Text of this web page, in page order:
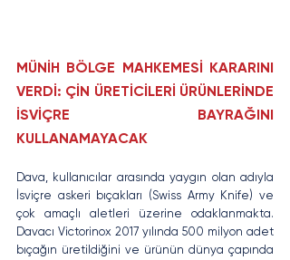
MÜNİH BÖLGE MAHKEMESİ KARARINI
VERDİ: ÇİN ÜRETİCİLERİ ÜRÜNLERİNDE
İSVİÇRE BAYRAĞINI
KULLANAMAYACAK
Dava, kullanıcılar arasında yaygın olan adıyla
İsviçre askeri bıçakları (Swiss Army Knife) ve
çok amaçlı aletleri üzerine odaklanmakta.
Davacı Victorinox 2017 yılında 500 milyon adet
bıçağın üretildiğini ve ürünün dünya çapında